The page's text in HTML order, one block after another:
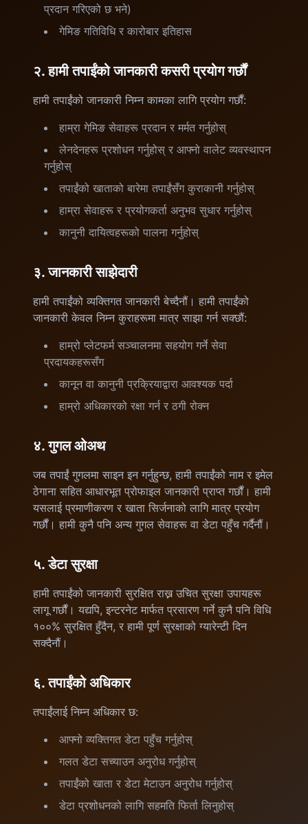
प्रदान गरिएको छ भने)
गेमिङ गतिविधि र कारोबार इतिहास
२. हामी तपाईंको जानकारी कसरी प्रयोग गर्छौं
हामी तपाईंको जानकारी निम्न कामका लागि प्रयोग गर्छौं:
हाम्रा गेमिङ सेवाहरू प्रदान र मर्मत गर्नुहोस्
लेनदेनहरू प्रशोधन गर्नुहोस् र आफ्नो वालेट व्यवस्थापन
गर्नुहोस्
तपाईंको खाताको बारेमा तपाईंसँग कुराकानी गर्नुहोस्
हाम्रा सेवाहरू र प्रयोगकर्ता अनुभव सुधार गर्नुहोस्
कानुनी दायित्वहरूको पालना गर्नुहोस्
३. जानकारी साझेदारी
हामी तपाईंको व्यक्तिगत जानकारी बेच्दैनौं। हामी तपाईंको
जानकारी केवल निम्न कुराहरूमा मात्र साझा गर्न सक्छौं:
हाम्रो प्लेटफर्म सञ्चालनमा सहयोग गर्ने सेवा
प्रदायकहरूसँग
कानून वा कानुनी प्रक्रियाद्वारा आवश्यक पर्दा
हाम्रो अधिकारको रक्षा गर्न र ठगी रोक्न
४. गुगल ओअथ
जब तपाईं गुगलमा साइन इन गर्नुहुन्छ, हामी तपाईंको नाम र इमेल
ठेगाना सहित आधारभूत प्रोफाइल जानकारी प्राप्त गर्छौं। हामी
यसलाई प्रमाणीकरण र खाता सिर्जनाको लागि मात्र प्रयोग
गर्छौं। हामी कुनै पनि अन्य गुगल सेवाहरू वा डेटा पहुँच गर्दैनौं।
५. डेटा सुरक्षा
हामी तपाईंको जानकारी सुरक्षित राख्न उचित सुरक्षा उपायहरू
लागू गर्छौं। यद्यपि, इन्टरनेट मार्फत प्रसारण गर्ने कुनै पनि विधि
१००% सुरक्षित हुँदैन, र हामी पूर्ण सुरक्षाको ग्यारेन्टी दिन
सक्दैनौं।
६. तपाईंको अधिकार
तपाईंलाई निम्न अधिकार छ:
आफ्नो व्यक्तिगत डेटा पहुँच गर्नुहोस्
गलत डेटा सच्याउन अनुरोध गर्नुहोस्
तपाईंको खाता र डेटा मेटाउन अनुरोध गर्नुहोस्
डेटा प्रशोधनको लागि सहमति फिर्ता लिनुहोस्